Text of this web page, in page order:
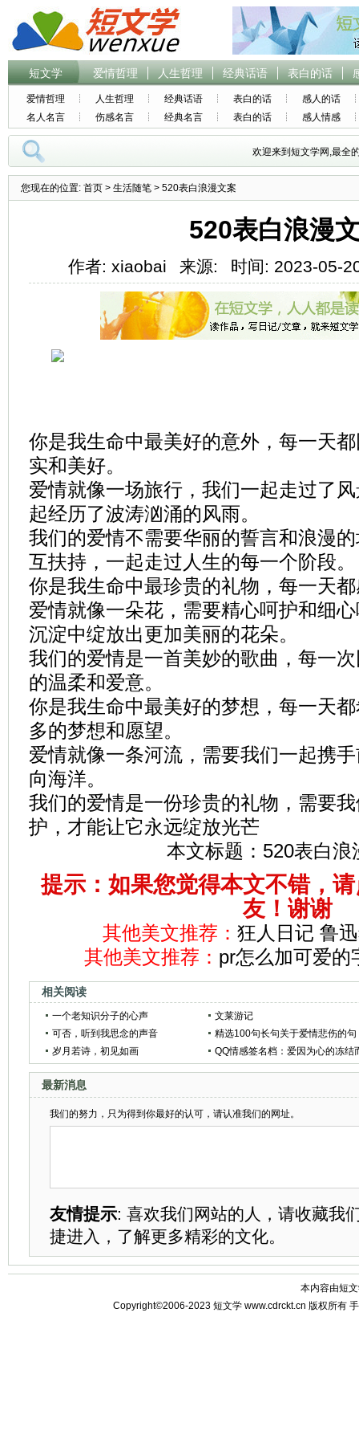
短文学 爱情哲理 人生哲理 经典话语 表白的话
爱情哲理 人生哲理 经典话语 表白的话
感人的话
名人名言
伤感名言 经典名言 表白的话 感人情感
欢迎来到短文学网,最全
您现在的位置: 首页 > 生活随笔 > 520表白浪漫文案
520表白浪漫
作者: xiaobai 来源: 时间: 2023-05-
你是我生命中最美好的意外，每一天
实和美好。
爱情就像一场旅行，我们一起走过了
起经历了波涛汹涌的风雨。
我们的爱情不需要华丽的誓言和浪漫
互扶持，一起走过人生的每一个阶段。
你是我生命中最珍贵的礼物，每一天
爱情就像一朵花，需要精心呵护和细
沉淀中绽放出更加美丽的花朵。
我们的爱情是一首美妙的歌曲，每一
的温柔和爱意。
你是我生命中最美好的梦想，每一天
多的梦想和愿望。
爱情就像一条河流，需要我们一起携
向海洋。
我们的爱情是一份珍贵的礼物，需要
护，才能让它永远绽放光芒
本文标题： 520表白浪
提示：如果您觉得本文不错，
友！谢谢
其他美文推荐： 狂人日记 鲁
其他美文推荐： pr怎么加可爱的
相关阅读
一个老知识分子的心声
文莱游记
可否，听到我思念的声音
精选100句长句关于爱情悲伤的句
子，发在动态让人心痛的凄美爱情
岁月若诗，初见如画
QQ情感签名档：爱因为心的冻结
最新消息
我们的努力，只为得到你最好的认可，请认准我们的网址。
友情提示: 喜欢我们网站的人，请收藏我
捷进入，了解更多精彩的文化。
本内容由短
Copyright©2006-2023 短文学 www.cdrckt.cn 版权所有